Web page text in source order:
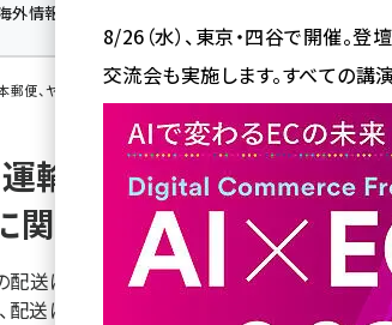
外情報
郵便、ヤマト運輸、佐川急便の年末年始の配送対応＆遅延可能
運輸、佐川急便の年末年
する情報まとめ
送に1～2日程度の遅延が発生する可能性
配送に関する運用を一部変更して対応してい
8/26（水）、東京・四谷で開催。登
交流会も実施します。すべての講